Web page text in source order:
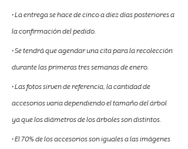
• La entrega se hace de cinco a diez días posteriores a
la confirmación del pedido.
• Se tendrá que agendar una cita para la recolección
durante las primeras tres semanas de enero.
• Las fotos sirven de referencia, la cantidad de
accesorios varia dependiendo el tamaño del árbol
ya que los diámetros de los árboles son distintos.
• El 70% de los accesorios son iguales a las imágenes